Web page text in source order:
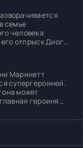
семье
человека
отпрыск Диога
Маринетт
супергероиней.
она может
героиня